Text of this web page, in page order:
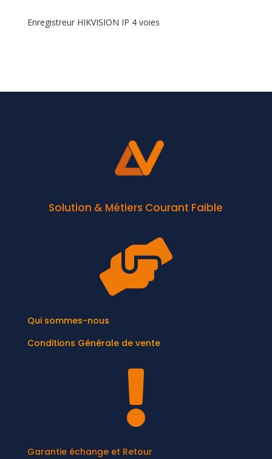
Enregistreur HIKVISION IP 4 voies
Solution & Métiers Courant Faible

Qui sommes-nous
Conditions Générale de vente

Garantie échange et Retour